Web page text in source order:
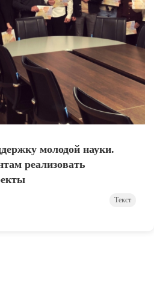
молодой науки.
реализовать
Текст